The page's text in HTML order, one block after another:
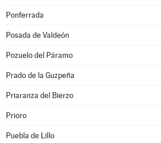
Ponferrada
Posada de Valdeón
Pozuelo del Páramo
Prado de la Guzpeña
Priaranza del Bierzo
Prioro
Puebla de Lillo